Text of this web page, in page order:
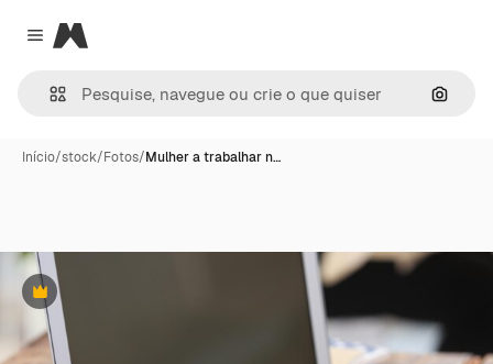
Close menu
Magnific
Início/stock/Fotos/Mulher a trabalhar n…
Premium